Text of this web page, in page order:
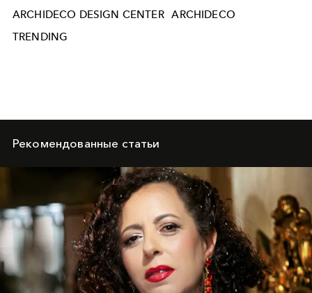
ARCHIDECO DESIGN CENTER ARCHIDECO
TRENDING
Рекомендованные статьи